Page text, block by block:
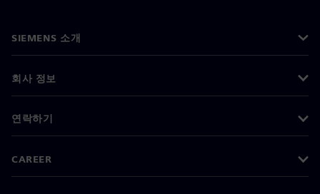
SIEMENS 소개
회사 정보
연락하기
CAREER